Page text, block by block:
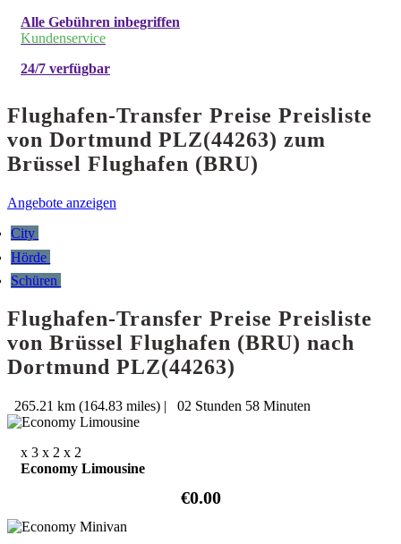
Alle Gebühren inbegriffen
Kundenservice
24/7 verfügbar
Flughafen-Transfer Preise Preisliste
von Dortmund PLZ(44263) zum
Brüssel Flughafen (BRU)
Angebote anzeigen
City
Hörde
Schüren
Flughafen-Transfer Preise Preisliste
von Brüssel Flughafen (BRU) nach
Dortmund PLZ(44263)
265.21 km (164.83 miles) | 02 Stunden 58 Minuten
x 3 x 2 x 2
Economy Limousine
€0.00